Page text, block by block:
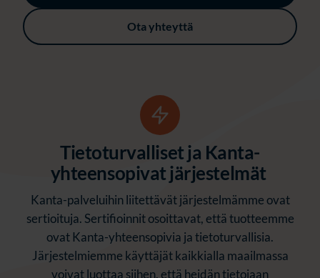
Ota yhteyttä
Tietoturvalliset ja Kanta-
yhteensopivat järjestelmät
Kanta-palveluihin liitettävät järjestelmämmeovat
sertioituja. Sertifioinnit osoittavat, että tuotteemme
ovat Kanta-yhteensopivia ja tietoturvallisia.
Järjestelmiemme käyttäjät kaikkialla maailmassa
voivat luottaa siihen, että heidän tietojaan